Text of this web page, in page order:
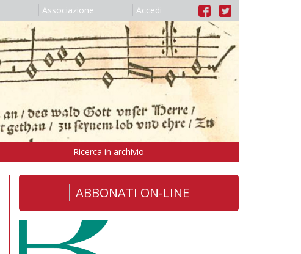
Associazione Accedi
Ricerca in archivio
ABBONATI ON-LINE